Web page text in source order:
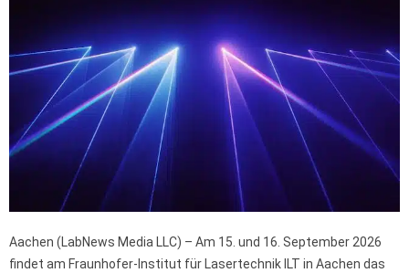
Aachen (LabNews Media LLC) – Am 15. und 16. September 2026
findet am Fraunhofer-Institut für Lasertechnik ILT in Aachen das